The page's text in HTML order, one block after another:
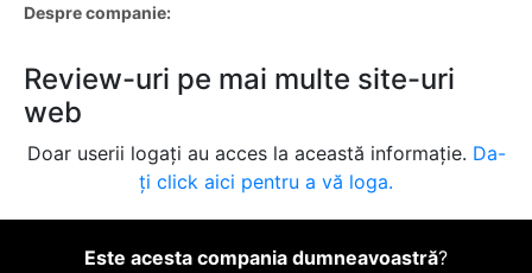
Despre companie:
Review-uri pe mai multe site-uri
web
Doar userii logați au acces la această informație. Da-
ți click aici pentru a vă loga.
Este acesta compania dumneavoastră?